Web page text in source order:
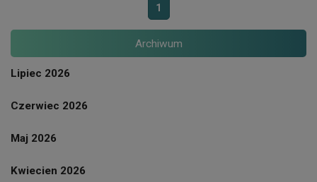
1
Archiwum
Lipiec 2026
Czerwiec 2026
Maj 2026
Kwiecien 2026